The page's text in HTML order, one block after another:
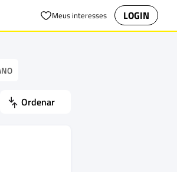
Meus interesses LOGIN
Ordenar